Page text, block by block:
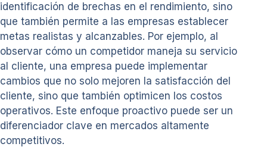
identificación de brechas en el rendimiento, sino
que también permite a las empresas establecer
metas realistas y alcanzables. Por ejemplo, al
observar cómo un competidor maneja su servicio
al cliente, una empresa puede implementar
cambios que no solo mejoren la satisfacción del
cliente, sino que también optimicen los costos
operativos. Este enfoque proactivo puede ser un
diferenciador clave en mercados altamente
competitivos.